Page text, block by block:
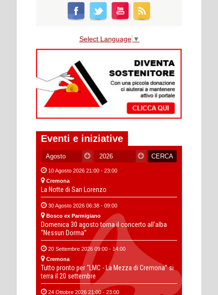
Select Language ▼
Eventi e iniziative
10 Agosto 2026 21:00 - 23:00
Cremona
La Notte di San Lorenzo
30 Agosto 2026 06:38 - 09:00
Bosco ex Parmigiano
Domenica 30 agosto torna il concerto all’alba
“Nessun Dorma”
20 Settembre 2026 09:00 - 14:00
Cremona
Tutto pronto per “LMC - La Mezza di Cremona” si
terra il 20 settembre
24 Ottobre 2026 21:00 - 23:00